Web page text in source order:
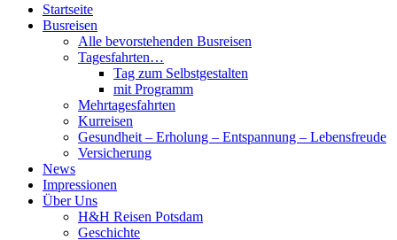
Startseite
Busreisen
Alle bevorstehenden Busreisen
Tagesfahrten…
Tag zum Selbstgestalten
mit Programm
Mehrtagesfahrten
Kurreisen
Gesundheit – Erholung – Entspannung – Lebensfreude
Versicherung
News
Impressionen
Über Uns
H&H Reisen Potsdam
Geschichte